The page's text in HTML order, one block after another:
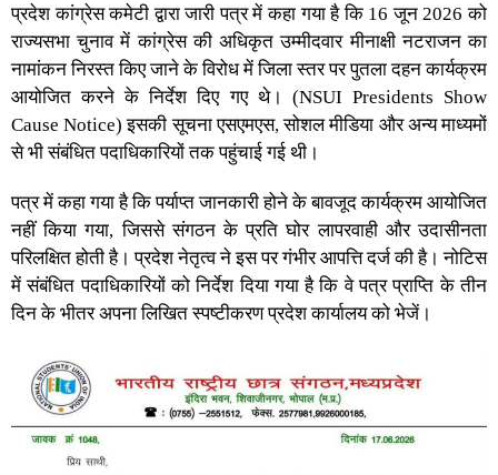
प्रदेश कांग्रेस कमेटी द्वारा जारी पत्र में कहा गया है कि 16 जून 2026 को
राज्यसभा चुनाव में कांग्रेस की अधिकृत उम्मीदवार मीनाक्षी नटराजन का
नामांकन निरस्त किए जाने के विरोध में जिला स्तर पर पुतला दहन कार्यक्रम
आयोजित करने के निर्देश दिए गए थे। (NSUI Presidents Show
Cause Notice) इसकी सूचना एसएमएस, सोशल मीडिया और अन्य माध्यमों
से भी संबंधित पदाधिकारियों तक पहुंचाई गई थी।
पत्र में कहा गया है कि पर्याप्त जानकारी होने के बावजूद कार्यक्रम आयोजित
नहीं किया गया, जिससे संगठन के प्रति घोर लापरवाही और उदासीनता
परिलक्षित होती है। प्रदेश नेतृत्व ने इस पर गंभीर आपत्ति दर्ज की है। नोटिस
में संबंधित पदाधिकारियों को निर्देश दिया गया है कि वे पत्र प्राप्ति के तीन
दिन के भीतर अपना लिखित स्पष्टीकरण प्रदेश कार्यालय को भेजें।